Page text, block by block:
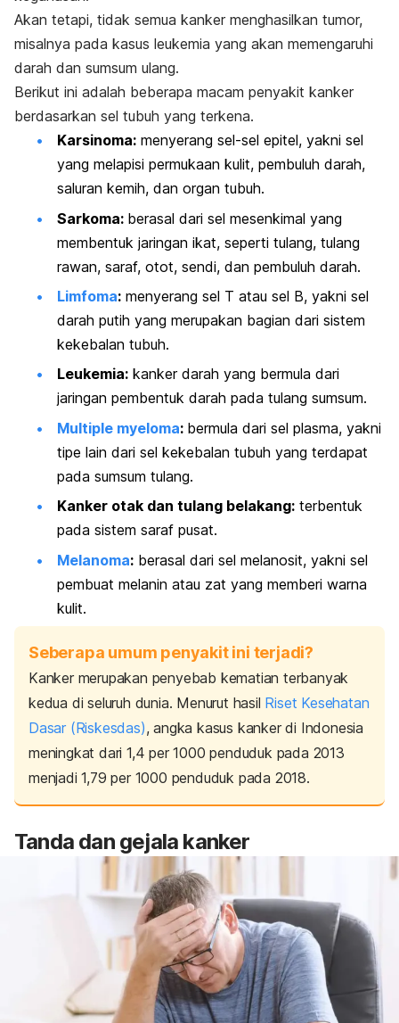
Akan tetapi, tidak semua kanker menghasilkan tumor,
misalnya pada kasus leukemia yang akan memengaruhi
darah dan sumsum ulang.
Berikut ini adalah beberapa macam penyakit kanker
berdasarkan sel tubuh yang terkena.
Karsinoma: menyerang sel-sel epitel, yakni sel
yang melapisi permukaan kulit, pembuluh darah,
saluran kemih, dan organ tubuh.
Sarkoma: berasal dari sel mesenkimal yang
membentuk jaringan ikat, seperti tulang, tulang
rawan, saraf, otot, sendi, dan pembuluh darah.
Limfoma: menyerang sel T atau sel B, yakni sel
darah putih yang merupakan bagian dari sistem
kekebalan tubuh.
Leukemia: kanker darah yang bermula dari
jaringan pembentuk darah pada tulang sumsum.
Multiple myeloma: bermula dari sel plasma, yakni
tipe lain dari sel kekebalan tubuh yang terdapat
pada sumsum tulang.
Kanker otak dan tulang belakang: terbentuk
pada sistem saraf pusat.
Melanoma: berasal dari sel melanosit, yakni sel
pembuat melanin atau zat yang memberi warna
kulit.
Seberapa umum penyakit ini terjadi?
Kanker merupakan penyebab kematian terbanyak
kedua di seluruh dunia. Menurut hasil Riset Kesehatan
Dasar (Riskesdas), angka kasus kanker di Indonesia
meningkat dari 1,4 per 1000 penduduk pada 2013
menjadi 1,79 per 1000 penduduk pada 2018.
Tanda dan gejala kanker